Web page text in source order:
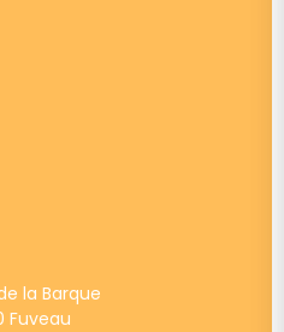
la Barque
Fuveau